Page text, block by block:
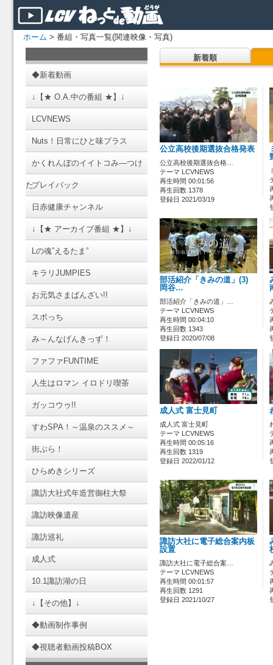
ホーム > 番組・写真一覧(関連映像・写真)
◆新着動画
↓【★ O.A.中の番組 ★】↓
LCVNEWS
Nuts！日常にひと味プラス
かくれんぼのイイトコみ―つけ
たプレイバック
日赤健康チャンネル
↓【★ アーカイブ番組 ★】↓
Lの魂”えるたま”
キラリJUMPIES
お元気さまばんざい!!
スポっち
み～んなげんきっず！
ファファFUNTIME
人生はロマン イロドリ喫茶
ガッコウゥ!!
すわSPA！～温泉のススメ～
街ぶら！
ひらめきシリーズ
諏訪大社式年造営御柱大祭
諏訪映像遺産
諏訪巡礼
成人式
10.1諏訪湖の日
↓【その他】↓
◆動画制作事例
◆視聴者動画投稿BOX
新着順
公立高校後期選抜合格発表
公立高校後期選抜合格…
テーマ LCVNEWS
再生時間 00:01:56
再生回数 1378
登録日 2021/03/19
部活紹介「きみの道」(3)
岡谷…
部活紹介「きみの道」…
テーマ LCVNEWS
再生時間 00:04:10
再生回数 1343
登録日 2020/07/08
成人式 富士見町
成人式 富士見町
テーマ LCVNEWS
再生時間 00:05:16
再生回数 1319
登録日 2022/01/12
諏訪大社に電子総合案内板
設置
諏訪大社に電子総合案…
テーマ LCVNEWS
再生時間 00:01:57
再生回数 1291
登録日 2021/10/27